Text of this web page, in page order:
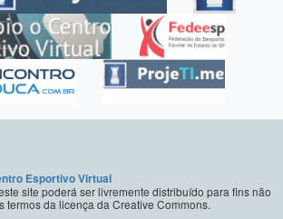
Esportivo Virtual
site poderá ser livremente distribuído para fins não
termos da licença da Creative Commons.